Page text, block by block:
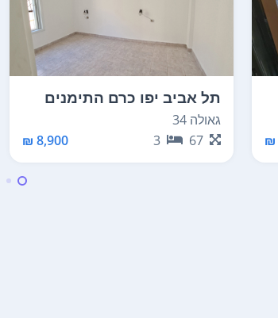
תל אביב יפו כרם התימנים
גאולה 34
67
3
8,900 ₪